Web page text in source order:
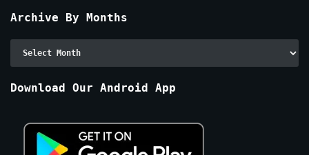
Archive By Months
Download Our Android App